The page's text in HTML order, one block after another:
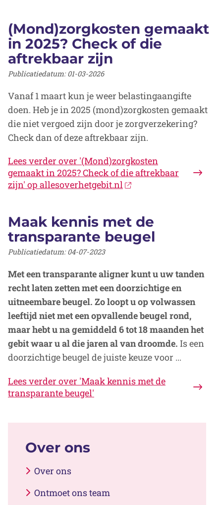
(Mond)zorgkosten gemaakt
in 2025? Check of die
aftrekbaar zijn
Publicatiedatum:01-03-2026
Vanaf 1 maart kun je weer belastingaangifte
doen. Heb je in 2025 (mond)zorgkosten gemaakt
die niet vergoed zijn door je zorgverzekering?
Check dan of deze aftrekbaar zijn.
Lees verder over '(Mond)zorgkosten
gemaakt in 2025? Check of die aftrekbaar
zijn' op allesoverhetgebit.nl
Maak kennis met de
transparante beugel
Publicatiedatum:04-07-2023
Met een transparante aligner kunt u uw tanden
recht laten zetten met een doorzichtige en
uitneembare beugel. Zo loopt u op volwassen
leeftijd niet met een opvallende beugel rond,
maar hebt u na gemiddeld 6 tot 18 maanden het
gebit waar u al die jaren al van droomde. Is een
doorzichtige beugel de juiste keuze voor ...
Lees verder over 'Maak kennis met de
transparante beugel'
Over ons
Over ons
Ontmoet ons team